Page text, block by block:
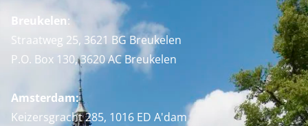
Breukelen:
Straatweg 25, 3621 BG Breukelen
P.O. Box 130, 3620 AC Breukelen
Amsterdam:
Keizersgracht 285, 1016 ED A'dam